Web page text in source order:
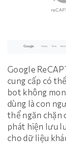
Google
cung cấp có
bot không
dùng là con
thể ngăn chặn
phát hiện lưu
cho dữ liệu